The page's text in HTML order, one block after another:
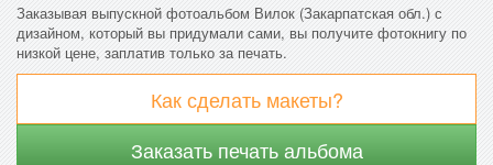
Заказывая выпускной фотоальбом Вилок (Закарпатская обл.) с
дизайном, который вы придумали сами, вы получите фотокнигу по
низкой цене, заплатив только за печать.
Как сделать макеты?
Заказать печать альбома